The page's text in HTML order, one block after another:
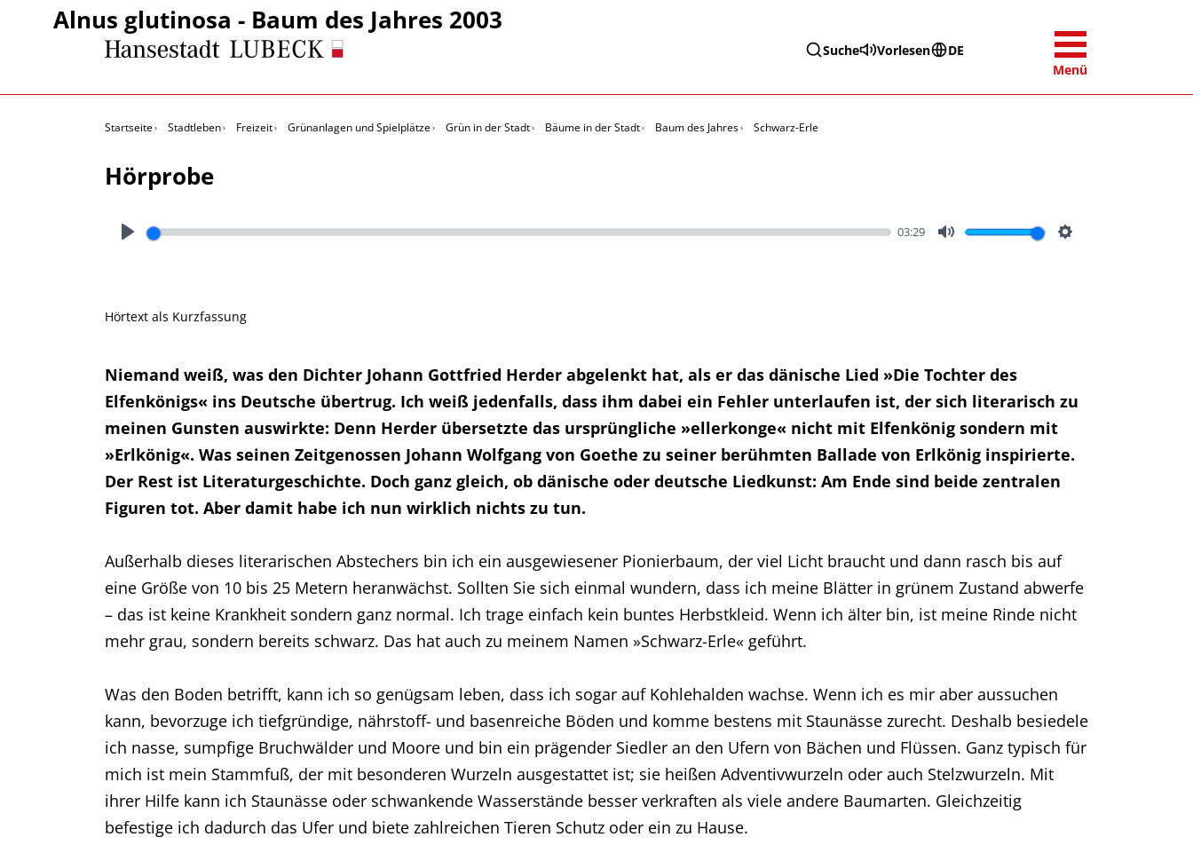
Suche Vorlesen
DE
Menü
Alnus glutinosa - Baum des Jahres 2003
Startseite Stadtleben Freizeit Grünanlagen und Spielplätze Grün in der Stadt Bäume in der Stadt Baum des Jahres Schwarz-Erle
Hörprobe
03:29
Hörtext als Kurzfassung
Niemand weiß, was den Dichter Johann Gottfried Herder abgelenkt hat, als er das dänische Lied »Die Tochter des
Elfenkönigs« ins Deutsche übertrug. Ich weiß jedenfalls, dass ihm dabei ein Fehler unterlaufen ist, der sich literarisch zu
meinen Gunsten auswirkte: Denn Herder übersetzte das ursprüngliche »ellerkonge« nicht mit Elfenkönig sondern mit
»Erlkönig«. Was seinen Zeitgenossen Johann Wolfgang von Goethe zu seiner berühmten Ballade von Erlkönig inspirierte.
Der Rest ist Literaturgeschichte. Doch ganz gleich, ob dänische oder deutsche Liedkunst: Am Ende sind beide zentralen
Figuren tot. Aber damit habe ich nun wirklich nichts zu tun.
Außerhalb dieses literarischen Abstechers bin ich ein ausgewiesener Pionierbaum, der viel Licht braucht und dann rasch bis auf
eine Größe von 10 bis 25 Metern heranwächst. Sollten Sie sich einmal wundern, dass ich meine Blätter in grünem Zustand abwerfe
– das ist keine Krankheit sondern ganz normal. Ich trage einfach kein buntes Herbstkleid. Wenn ich älter bin, ist meine Rinde nicht
mehr grau, sondern bereits schwarz. Das hat auch zu meinem Namen »Schwarz-Erle« geführt.
Was den Boden betrifft, kann ich so genügsam leben, dass ich sogar auf Kohlehalden wachse. Wenn ich es mir aber aussuchen
kann, bevorzuge ich tiefgründige, nährstoff- und basenreiche Böden und komme bestens mit Staunässe zurecht. Deshalb besiedele
ich nasse, sumpfige Bruchwälder und Moore und bin ein prägender Siedler an den Ufern von Bächen und Flüssen. Ganz typisch für
mich ist mein Stammfuß, der mit besonderen Wurzeln ausgestattet ist; sie heißen Adventivwurzeln oder auch Stelzwurzeln. Mit
ihrer Hilfe kann ich Staunässe oder schwankende Wasserstände besser verkraften als viele andere Baumarten. Gleichzeitig
befestige ich dadurch das Ufer und biete zahlreichen Tieren Schutz oder ein zu Hause.